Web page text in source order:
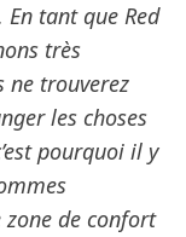
tant que Red
très
ne trouverez
les choses
pourquoi il y
de confort